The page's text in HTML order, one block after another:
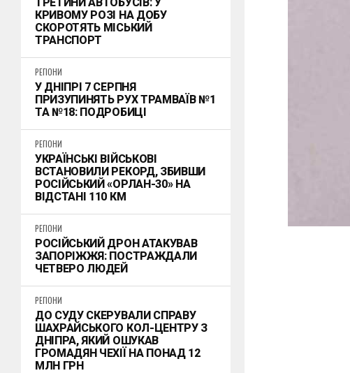
КРИВОМУ РОЗІ НА ДОБУ
СКОРОТЯТЬ МІСЬКИЙ
ТРАНСПОРТ
РЕГІОНИ
У ДНІПРІ 7 СЕРПНЯ
ПРИЗУПИНЯТЬ РУХ ТРАМВАЇВ №1
ТА №18: ПОДРОБИЦІ
РЕГІОНИ
УКРАЇНСЬКІ ВІЙСЬКОВІ
ВСТАНОВИЛИ РЕКОРД, ЗБИВШИ
РОСІЙСЬКИЙ «ОРЛАН-30» НА
ВІДСТАНІ 110 КМ
РЕГІОНИ
РОСІЙСЬКИЙ ДРОН АТАКУВАВ
ЗАПОРІЖЖЯ: ПОСТРАЖДАЛИ
ЧЕТВЕРО ЛЮДЕЙ
РЕГІОНИ
ДО СУДУ СКЕРУВАЛИ СПРАВУ
ШАХРАЙСЬКОГО КОЛ-ЦЕНТРУ З
ДНІПРА, ЯКИЙ ОШУКАВ
ГРОМАДЯН ЧЕХІЇ НА ПОНАД 12
МЛН ГРН